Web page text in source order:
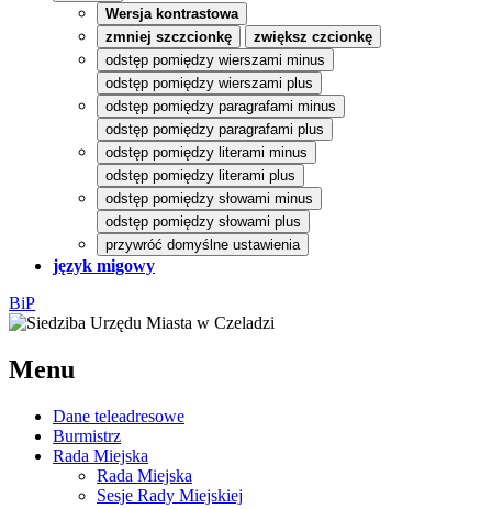
Wersja kontrastowa
zmniej szczcionkę
zwiększ czcionkę
odstęp pomiędzy wierszami minus
odstęp pomiędzy wierszami plus
odstęp pomiędzy paragrafami minus
odstęp pomiędzy paragrafami plus
odstęp pomiędzy literami minus
odstęp pomiędzy literami plus
odstęp pomiędzy słowami minus
odstęp pomiędzy słowami plus
przywróć domyślne ustawienia
język migowy
BiP
Menu
Dane teleadresowe
Burmistrz
Rada Miejska
Rada Miejska
Sesje Rady Miejskiej